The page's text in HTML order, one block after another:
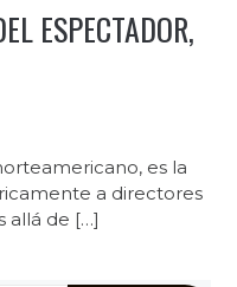
ESPECTADOR,
es la
a directores
allá de […]